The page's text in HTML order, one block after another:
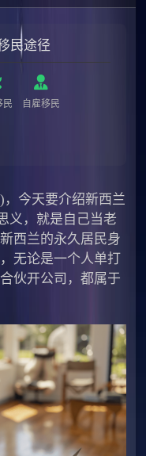
民途径
民 自雇移民
今天要介绍新西兰
义，就是自己当老
西兰的永久居民身
无论是一个人单打
伙开公司，都属于